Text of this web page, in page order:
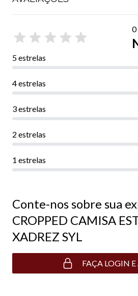
0
5 estrelas
4 estrelas
3 estrelas
2 estrelas
1 estrelas
Conte-nos sobre sua
CROPPED CAMISA
XADREZ SYL
FAÇA LOGIN E